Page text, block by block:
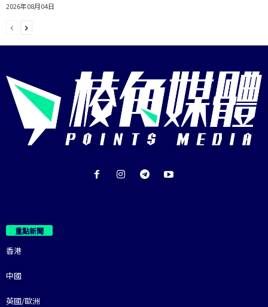
2026年08月04日
重點新聞
香港
中國
英國/歐洲